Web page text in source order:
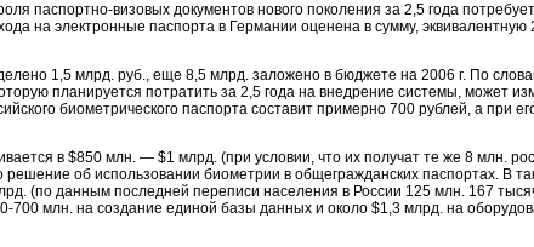
паспортно-визовых документов нового поколения за 2,5 года потребует
на электронные паспорта в Германии оценена в сумму, эквивалентную
1,5 млрд. руб., еще 8,5 млрд. заложено в бюджете на 2006 г. По
планируется потратить за 2,5 года на внедрение системы, может
биометрического паспорта составит примерно 700 рублей, а при
в $850 млн. — $1 млрд. (при условии, что их получат те же 8 млн.
об использовании биометрии в общегражданских паспортах. В
(по данным последней переписи населения в России 125 млн. 167
700 млн. на создание единой базы данных и около $1,3 млрд. на